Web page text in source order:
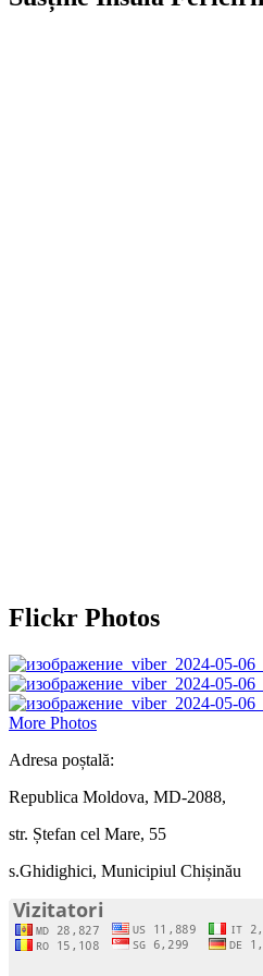
Flickr Photos
More Photos
Adresa poștală:
Republica Moldova, MD-2088,
str. Ștefan cel Mare, 55
s.Ghidighici, Municipiul Chișinău